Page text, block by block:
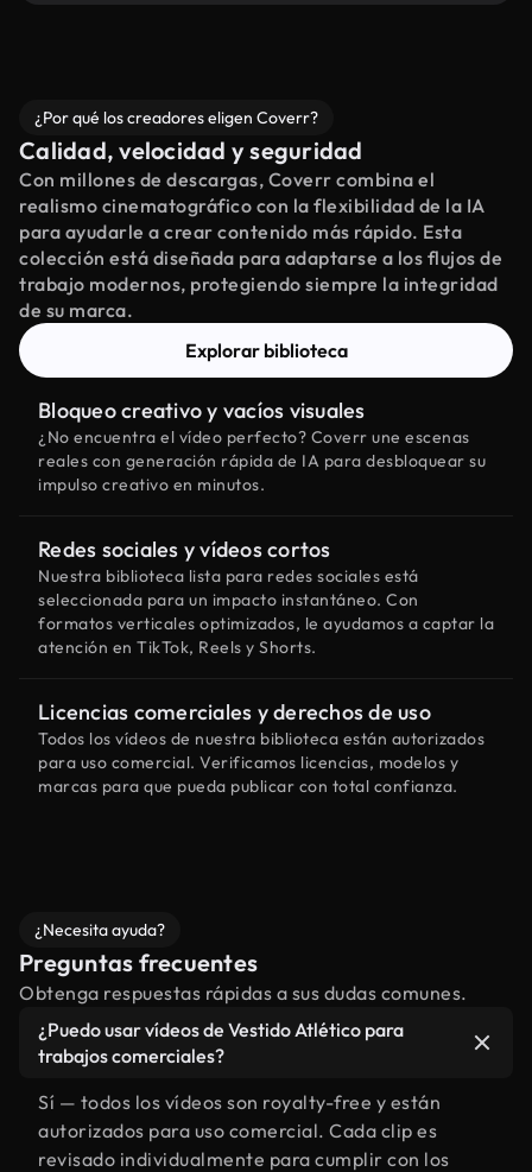
¿Por qué los creadores eligen Coverr?
Calidad, velocidad y seguridad
Con millones de descargas, Coverr combina el
realismo cinematográfico con la flexibilidad de la IA
para ayudarle a crear contenido más rápido. Esta
colección está diseñada para adaptarse a los flujos de
trabajo modernos, protegiendo siempre la integridad
de su marca.
Explorar biblioteca
Bloqueo creativo y vacíos visuales
¿No encuentra el vídeo perfecto? Coverr une escenas
reales con generación rápida de IA para desbloquear su
impulso creativo en minutos.
Redes sociales y vídeos cortos
Nuestra biblioteca lista para redes sociales está
seleccionada para un impacto instantáneo. Con
formatos verticales optimizados, le ayudamos a captar la
atención en TikTok, Reels y Shorts.
Licencias comerciales y derechos de uso
Todos los vídeos de nuestra biblioteca están autorizados
para uso comercial. Verificamos licencias, modelos y
marcas para que pueda publicar con total confianza.
¿Necesita ayuda?
Preguntas frecuentes
Obtenga respuestas rápidas a sus dudas comunes.
¿Puedo usar vídeos de Vestido Atlético para
trabajos comerciales?
Sí — todos los vídeos son royalty-free y están
autorizados para uso comercial. Cada clip es
revisado individualmente para cumplir con los